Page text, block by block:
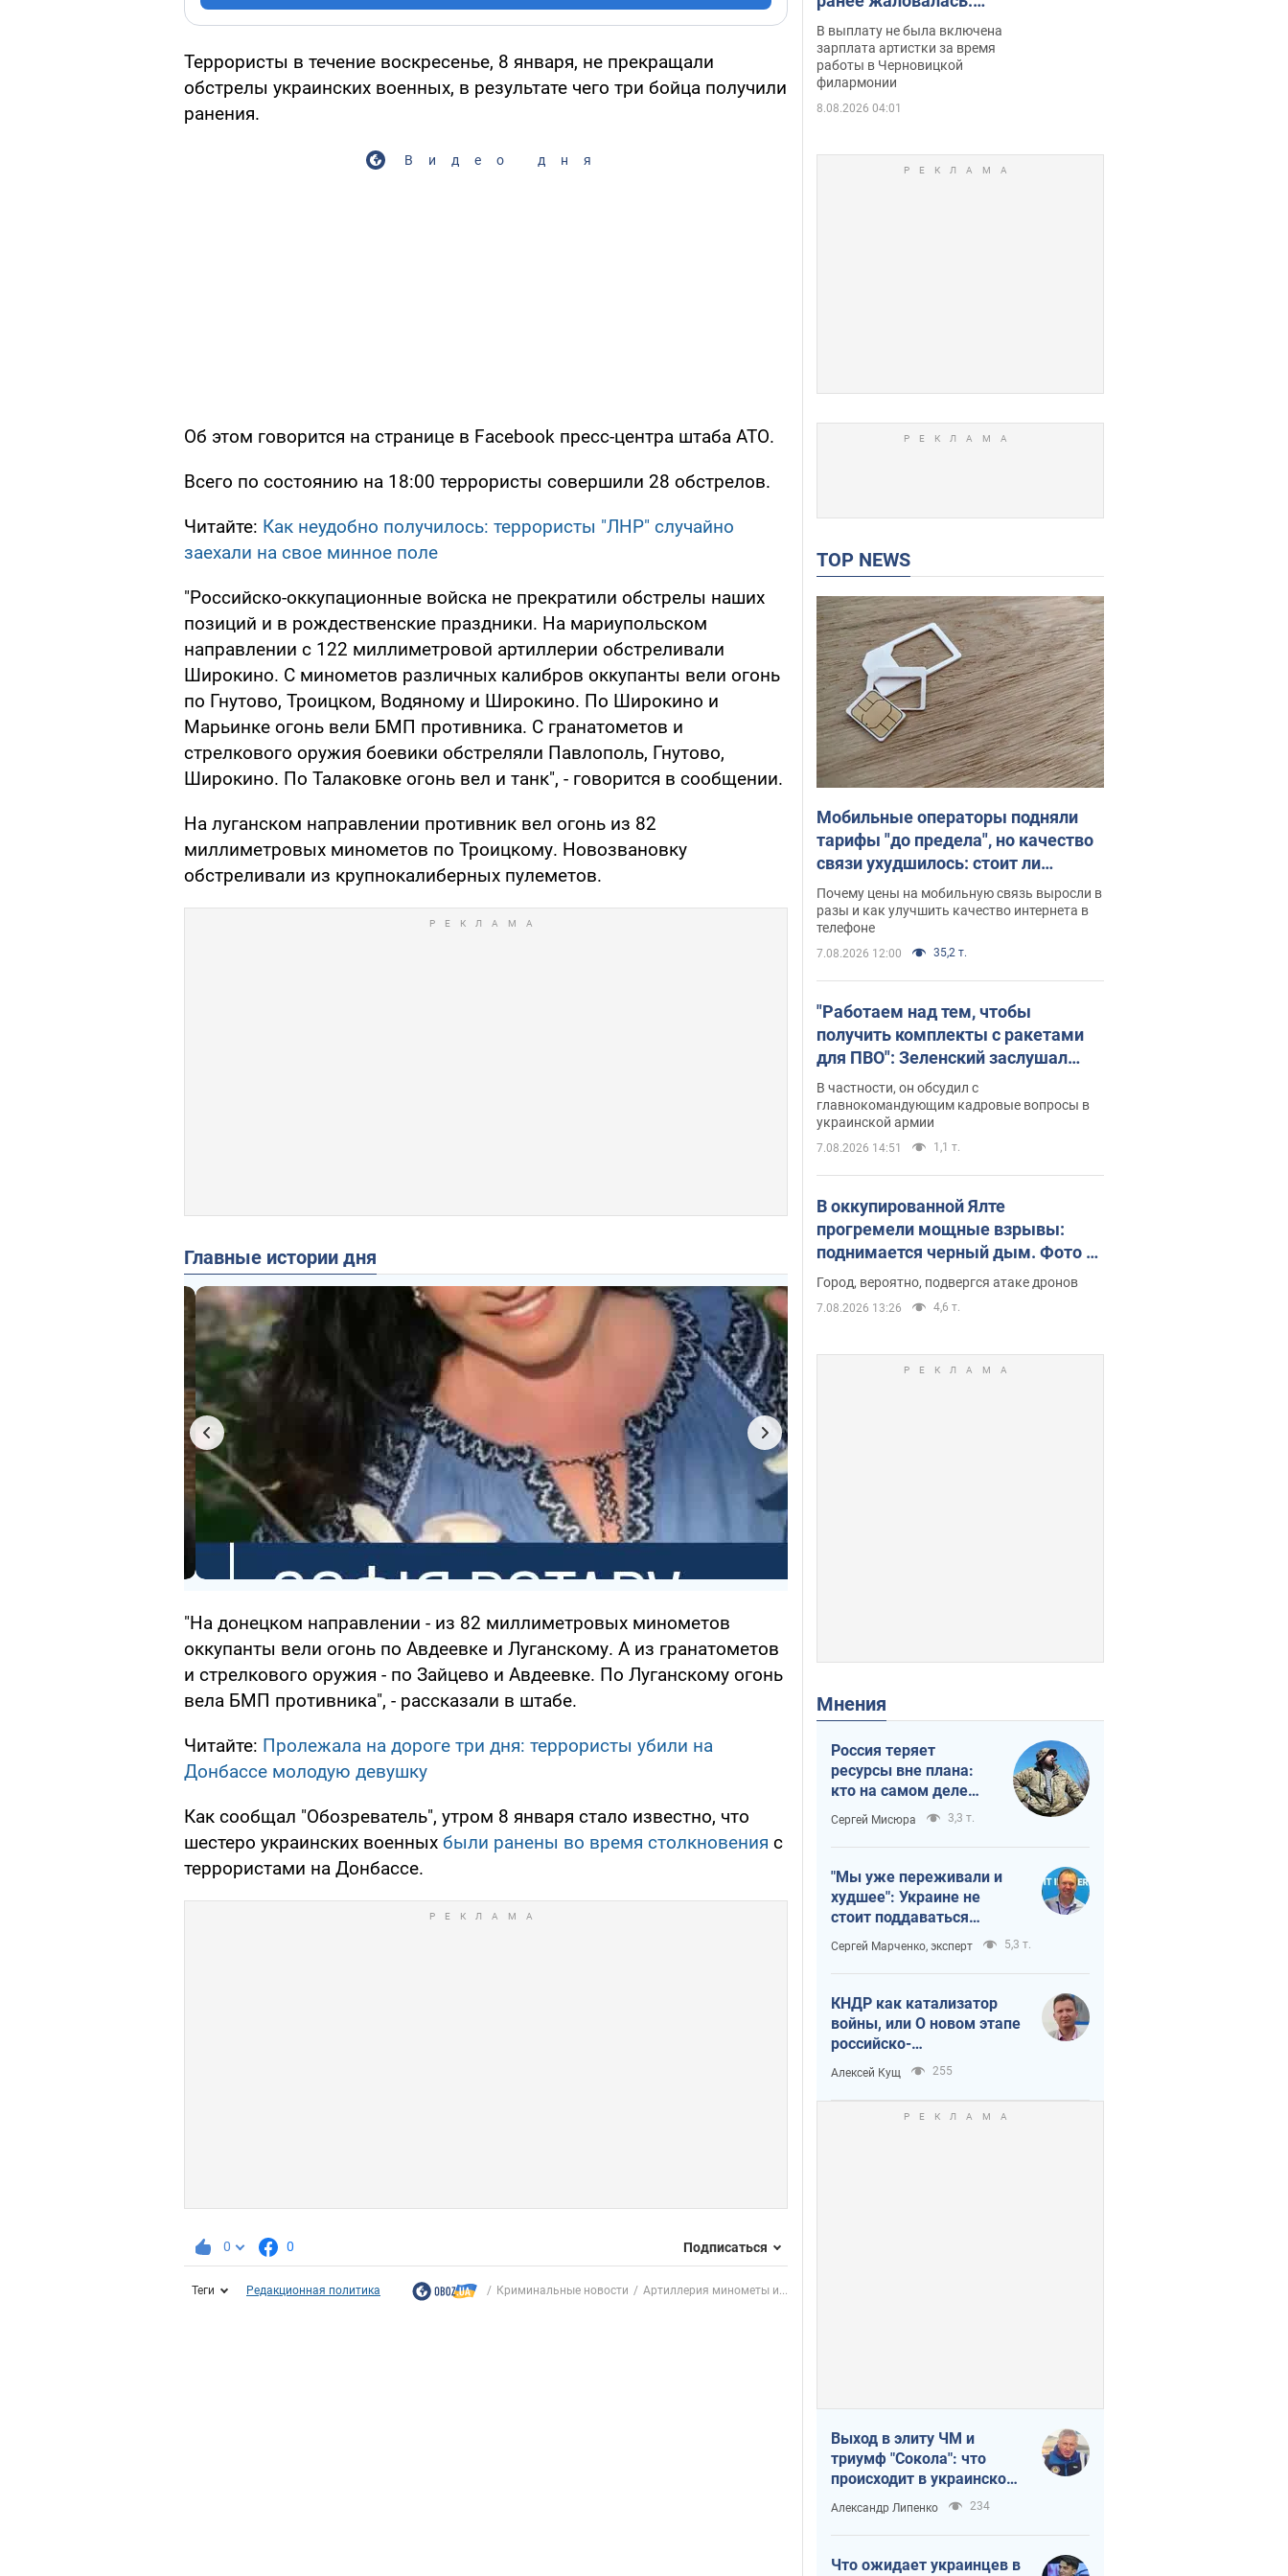
Террористы в течение воскресенье, 8 января, не прекращали
обстрелы украинских военных, в результате чего три бойца получили
ранения.
Видео дня
Об этом говорится на странице в Facebook пресс-центра штаба АТО.
Всего по состоянию на 18:00 террористы совершили 28 обстрелов.
Читайте: Как неудобно получилось: террористы "ЛНР" случайно
заехали на свое минное поле
"Российско-оккупационные войска не прекратили обстрелы наших
позиций и в рождественские праздники. На мариупольском
направлении с 122 миллиметровой артиллерии обстреливали
Широкино. С минометов различных калибров оккупанты вели огонь
по Гнутово, Троицком, Водяному и Широкино. По Широкино и
Марьинке огонь вели БМП противника. С гранатометов и
стрелкового оружия боевики обстреляли Павлополь, Гнутово,
Широкино. По Талаковке огонь вел и танк", - говорится в сообщении.
На луганском направлении противник вел огонь из 82
миллиметровых минометов по Троицкому. Новозвановку
обстреливали из крупнокалиберных пулеметов.
Главные истории дня
"На донецком направлении - из 82 миллиметровых минометов
оккупанты вели огонь по Авдеевке и Луганскому. А из гранатометов
и стрелкового оружия - по Зайцево и Авдеевке. По Луганскому огонь
вела БМП противника", - рассказали в штабе.
Читайте: Пролежала на дороге три дня: террористы убили на
Донбассе молодую девушку
Как сообщал "Обозреватель", утром 8 января стало известно, что
шестеро украинских военных были ранены во время столкновения с
террористами на Донбассе.
0 0 Подписаться
Теги Редакционная политика Криминальные новости Артиллерия минометы и...
сколько получала
певица
В выплату не была включена
зарплата артистки за время
работы в Черновицкой
филармонии
8.08.2026 04:01
TOP NEWS
Мобильные операторы подняли
тарифы "до предела", но качество
связи ухудшилось: стоит ли
жаловаться на цены
Почему цены на мобильную связь выросли в
разы и как улучшить качество интернета в
телефоне
7.08.2026 12:00 35,2 т.
"Работаем над тем, чтобы
получить комплекты с ракетами
для ПВО": Зеленский заслушал
доклад Драпатого и объявил о
новых мерах
В частности, он обсудил с
главнокомандующим кадровые вопросы в
украинской армии
7.08.2026 14:51 1,1 т.
В оккупированной Ялте
прогремели мощные взрывы:
поднимается черный дым. Фото и
видео
Город, вероятно, подвергся атаке дронов
7.08.2026 13:26 4,6 т.
Мнения
Россия теряет
ресурсы вне плана:
кто на самом деле
диктует темп войны
Сергей Мисюра 3,3 т.
"Мы уже переживали и
худшее": Украине не
стоит поддаваться
отчаянию из-за
ракетного террора
Сергей Марченко, эксперт 5,3 т.
КНДР как катализатор
войны, или О новом этапе
российско-
северокорейского союза
Алексей Кущ 255
Выход в элиту ЧМ и
триумф "Сокола": что
происходит в украинском
хоккее
Александр Липенко 234
Что ожидает украинцев в